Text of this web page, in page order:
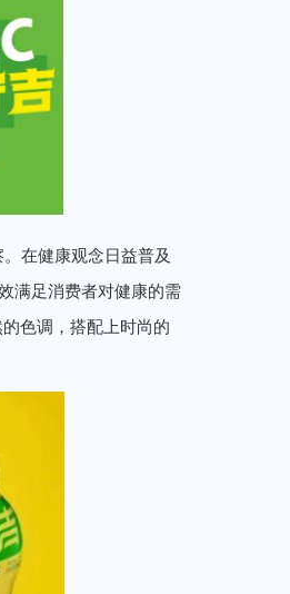
在健康观念日益普及
满足消费者对健康的需
色调，搭配上时尚的